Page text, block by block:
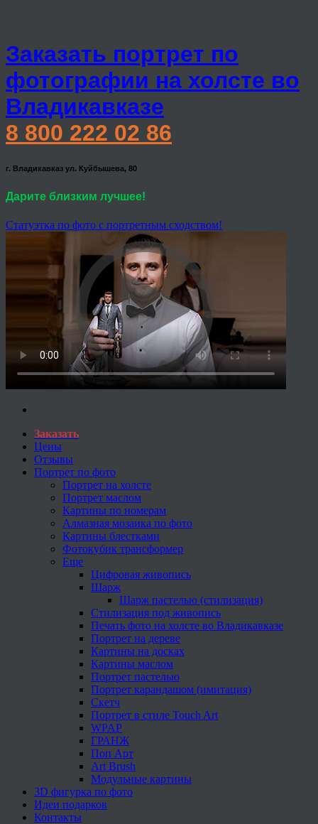
Заказать портрет по
фотографии на холсте во
Владикавказе
8 800 222 02 86
г. Владикавказ ул. Куйбышева, 80
Дарите близким лучшее!
Статуэтка по фото с портретным сходством!
Заказать
Цены
Отзывы
Портрет по фото
Портрет на холсте
Портрет маслом
Картины по номерам
Алмазная мозаика по фото
Картины блестками
Фотокубик трансформер
Еще
Цифровая живопись
Шарж
Шарж пастелью (стилизация)
Стилизация под живопись
Печать фото на холсте во Владикавказе
Портрет на дереве
Картины на досках
Картины маслом
Портрет пастелью
Портрет карандашом (имитация)
Скетч
Портрет в стиле Touch Art
WPAP
ГРАНЖ
Поп Арт
Art Brush
Модульные картины
3D фигурка по фото
Идеи подарков
Контакты